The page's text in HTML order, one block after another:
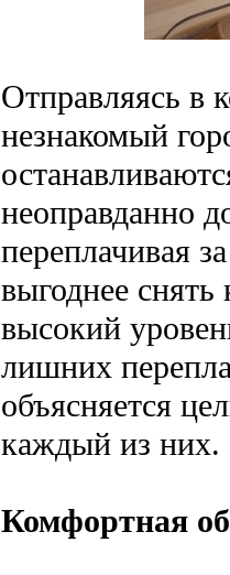
Отправляясь в
незнакомый
неоправданно
переплачивая
выгоднее
высокий
лишних
объясняется
каждый из них.
Комфортная